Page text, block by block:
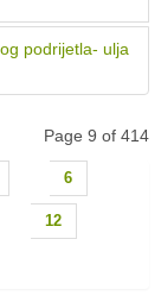
podrijetla- ulja
Page 9 of 414
6
12